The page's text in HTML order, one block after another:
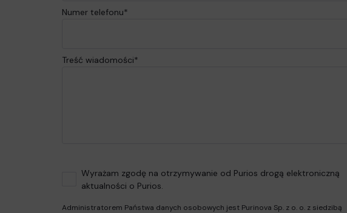
Numer telefonu*
Treść wiadomości*
Wyrażam zgodę na otrzymywanie od Purios drogą elektroniczną
aktualności o Purios.
Administratorem Państwa danych osobowych jest Purinova Sp. z o. o. z siedzibą